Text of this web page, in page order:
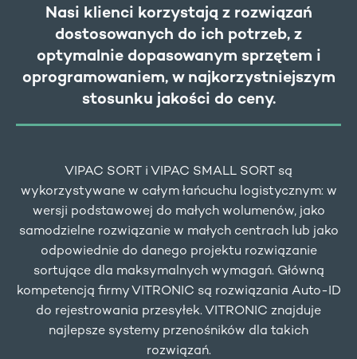
Nasi klienci korzystają z rozwiązań
dostosowanych do ich potrzeb, z
optymalnie dopasowanym sprzętem i
oprogramowaniem, w najkorzystniejszym
stosunku jakości do ceny.
VIPAC SORT i VIPAC SMALL SORT są
wykorzystywane w całym łańcuchu logistycznym: w
wersji podstawowej do małych wolumenów, jako
samodzielne rozwiązanie w małych centrach lub jako
odpowiednie do danego projektu rozwiązanie
sortujące dla maksymalnych wymagań. Główną
kompetencją firmy VITRONIC są rozwiązania Auto-ID
do rejestrowania przesyłek. VITRONIC znajduje
najlepsze systemy przenośników dla takich
rozwiązań.